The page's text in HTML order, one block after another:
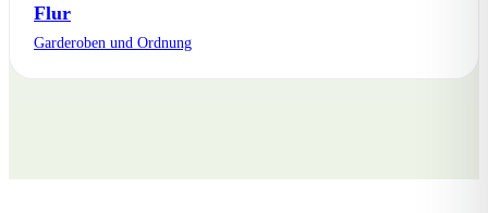
Flur
Garderoben und Ordnung